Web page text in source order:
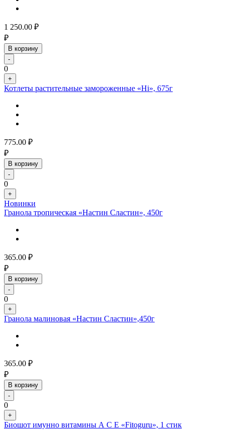
1 250.00 ₽
₽
В корзину
-
0
+
Котлеты растительные замороженные «Hi», 675г
775.00 ₽
₽
В корзину
-
0
+
Новинки
Гранола тропическая «Настин Сластин», 450г
365.00 ₽
₽
В корзину
-
0
+
Гранола малиновая «Настин Сластин»,450г
365.00 ₽
₽
В корзину
-
0
+
Биошот имунно витамины А С Е «Fitoguru», 1 стик